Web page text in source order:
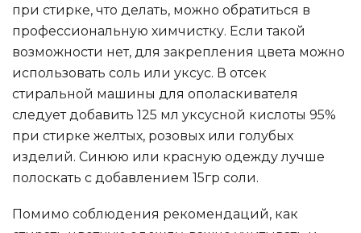
при стирке, что делать, можно обратиться в
профессиональную химчистку. Если такой
возможности нет, для закрепления цвета можно
использовать соль или уксус. В отсек
стиральной машины для ополаскивателя
следует добавить 125 мл уксусной кислоты 95%
при стирке желтых, розовых или голубых
изделий. Синюю или красную одежду лучше
полоскать с добавлением 15гр соли.
Помимо соблюдения рекомендаций, как